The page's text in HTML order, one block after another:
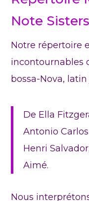
Note
Notre répertoire
incontournables
bossa-Nova, latin
De Ella
Antonio
Henri
Aimé.
Nous